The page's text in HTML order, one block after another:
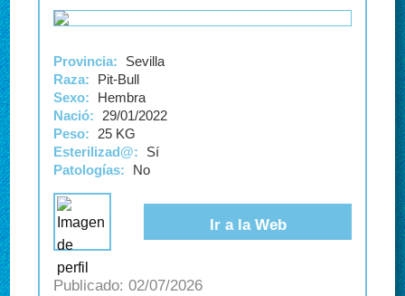
Provincia:
Sevilla
Raza:
Pit-Bull
Sexo:
Hembra
Nació:
29/01/2022
Peso:
25 KG
Esterilizad@:
Sí
Patologías:
No
Ir a la Web
02/07/2026